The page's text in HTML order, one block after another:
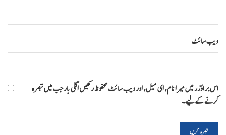
ویب‌ سائٹ
اس براؤزر میں میرا نام، ای میل، اور ویب سائٹ محفوظ رکھیں اگلی بار جب میں تبصرہ
کرنے کےلیے۔